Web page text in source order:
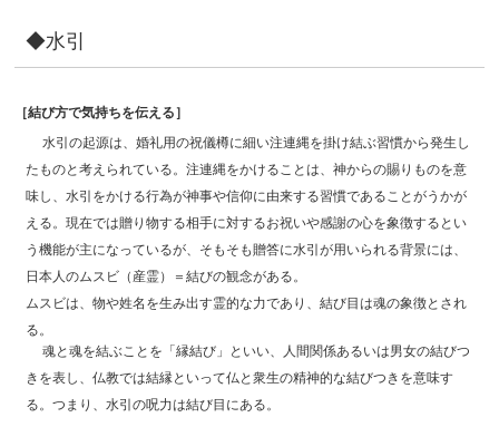
◆水引
［結び方で気持ちを伝える］
水引の起源は、婚礼用の祝儀樽に細い注連縄を掛け結ぶ習慣から発生し
たものと考えられている。注連縄をかけることは、神からの賜りものを意
味し、水引をかける行為が神事や信仰に由来する習慣であることがうかが
える。現在では贈り物する相手に対するお祝いや感謝の心を象徴するとい
う機能が主になっているが、そもそも贈答に水引が用いられる背景には、
日本人のムスビ（産霊）＝結びの観念がある。
ムスビは、物や姓名を生み出す霊的な力であり、結び目は魂の象徴とされ
る。
魂と魂を結ぶことを「縁結び」といい、人間関係あるいは男女の結びつ
きを表し、仏教では結縁といって仏と衆生の精神的な結びつきを意味す
る。つまり、水引の呪力は結び目にある。